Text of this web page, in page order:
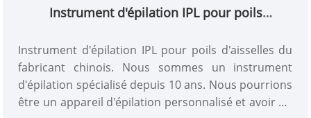
Instrument d'épilation IPL pour poils
Instrument d'épilation IPL pour poils d'aisselles du
fabricant chinois. Nous sommes un instrument
d'épilation spécialisé depuis 10 ans. Nous pourrions
être un appareil d'épilation personnalisé et avoir un